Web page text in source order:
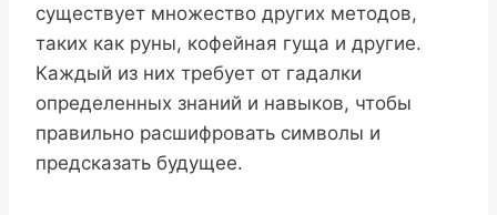
существует множество других методов,
таких как руны, кофейная гуща и другие.
Каждый из них требует от гадалки
определенных знаний и навыков, чтобы
правильно расшифровать символы и
предсказать будущее.